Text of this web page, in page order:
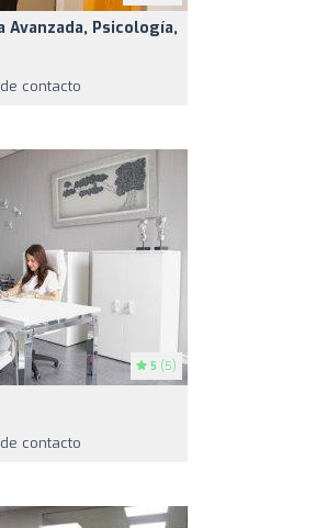
Psicología,
contacto
5 (5)
contacto